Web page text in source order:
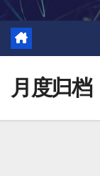
月度归档